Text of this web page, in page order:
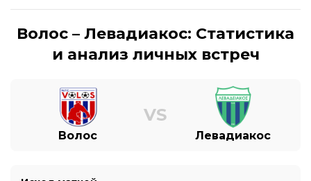
Волос – Левадиакос: Статистика
и анализ личных встреч
Волос
VS
Левадиакос